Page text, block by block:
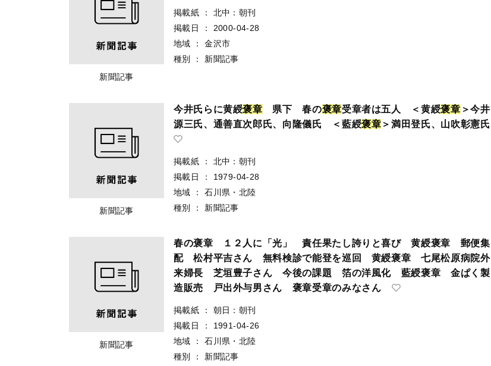
新聞記事
掲載紙 ：
北中：朝刊
掲載日
：
2000-04-28
地域
：
金沢市
種別
： 新聞記事
新聞記事
今井氏らに黄綬褒章 県下 春の褒章受章者は五人 ＜黄綬褒章 ＞今井
源三氏、通善直次郎氏、向隆儀氏 ＜藍綬褒章 ＞満田登氏、山吹彰憲氏
掲載紙 ：
北中：朝刊
掲載日
：
1979-04-28
地域
：
石川県・北陸
種別
： 新聞記事
新聞記事
春の褒章 １２人に「光」 責任果たし誇りと喜び 黄綬褒章 郵便集
配 松村平吉さん 無料検診で能登を巡回 黄綬褒章 七尾松原病院外
来婦長 芝垣豊子さん 今後の課題 箔の洋風化 藍綬褒章 金ぱく製
造販売 戸出外与男さん 褒章受章のみなさん
掲載紙 ：
朝日：朝刊
掲載日
：
1991-04-26
地域
：
石川県・北陸
種別
： 新聞記事